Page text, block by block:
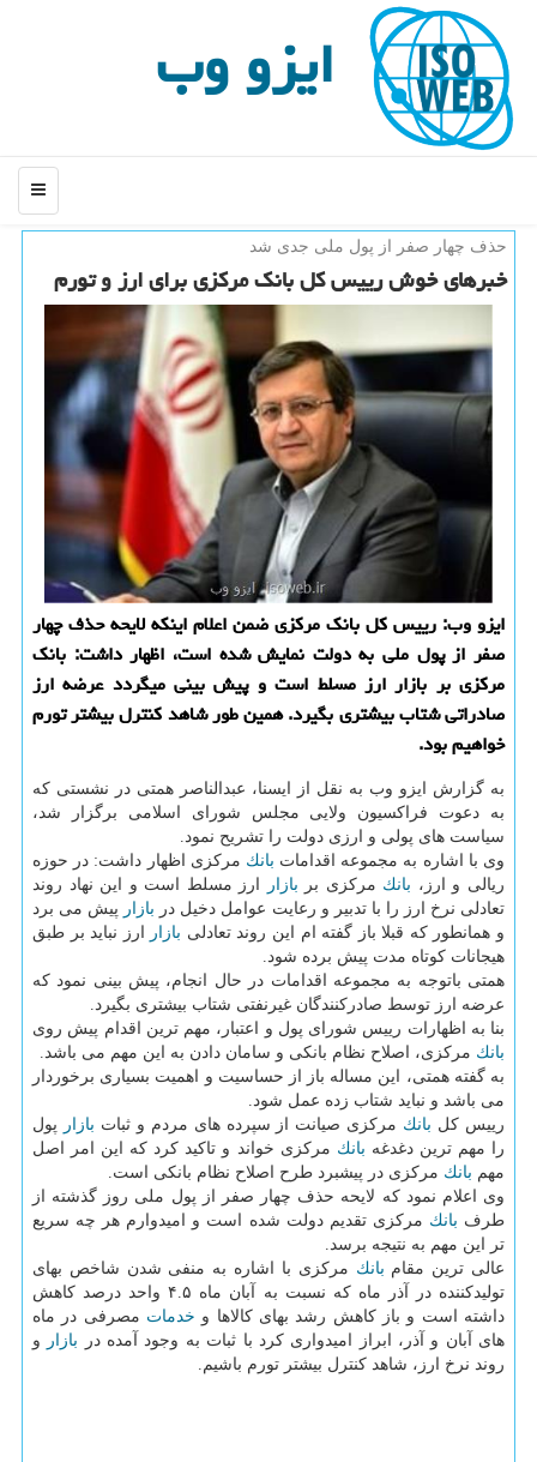
ایزو وب
منو
حذف چهار صفر از پول ملی جدی شد
خبرهای خوش رییس كل بانك مركزی برای ارز و تورم
ایزو وب: رییس كل بانك مركزی ضمن اعلام اینكه لایحه حذف چهار
صفر از پول ملی به دولت نمایش شده است، اظهار داشت: بانك
مركزی بر بازار ارز مسلط است و پیش بینی میگردد عرضه ارز
صادراتی شتاب بیشتری بگیرد. همین طور شاهد كنترل بیشتر تورم
خواهیم بود.
به گزارش ایزو وب به نقل از ایسنا، عبدالناصر همتی در نشستی كه
به دعوت فراكسیون ولایی مجلس شورای اسلامی برگزار شد،
سیاست های پولی و ارزی دولت را تشریح نمود.
وی با اشاره به مجموعه اقدامات بانك مركزی اظهار داشت: در حوزه
ریالی و ارز، بانك مركزی بر بازار
ارز مسلط است و این نهاد روند
تعادلی نرخ ارز را با تدبیر و رعایت عوامل دخیل در بازار پیش می برد
و همانطور كه قبلا باز گفته ام این روند تعادلی بازار
ارز نباید بر طبق
هیجانات كوتاه مدت پیش برده شود.
همتی باتوجه به مجموعه اقدامات در حال انجام، پیش بینی نمود كه
عرضه ارز توسط صادركنندگان غیرنفتی شتاب بیشتری بگیرد.
بنا به اظهارات رییس شورای پول و اعتبار، مهم ترین اقدام پیش روی
بانك مركزی، اصلاح نظام بانكی و سامان دادن به این مهم می باشد.
به گفته همتی، این مساله باز از حساسیت و اهمیت بسیاری برخوردار
می باشد و نباید شتاب زده عمل شود.
رییس كل بانك مركزی صیانت از سپرده های مردم و ثبات بازار
پول
را مهم ترین دغدغه بانك مركزی خواند و تاكید كرد كه این امر اصل
مهم بانك مركزی در پیشبرد طرح اصلاح نظام بانكی است.
وی اعلام نمود كه لایحه حذف چهار صفر از پول ملی روز گذشته از
طرف بانك مركزی تقدیم دولت شده است و امیدوارم هر چه سریع
تر این مهم به نتیجه برسد.
عالی ترین مقام بانك مركزی با اشاره به منفی شدن شاخص بهای
تولیدكننده در آذر ماه كه نسبت به آبان ماه ۴.۵ واحد درصد كاهش
داشته است و باز كاهش رشد بهای كالاها و خدمات مصرفی در ماه
های آبان و آذر، ابراز امیدواری كرد با ثبات به وجود آمده در بازار
و
روند نرخ ارز، شاهد كنترل بیشتر تورم باشیم.